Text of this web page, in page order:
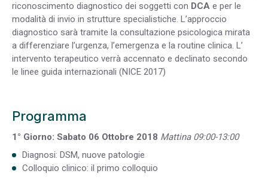
riconoscimento diagnostico dei soggetti con DCA e per le
modalità di invio in strutture specialistiche. L’approccio
diagnostico sarà tramite la consultazione psicologica mirata
a differenziare l’urgenza, l’emergenza e la routine clinica. L’
intervento terapeutico verrà accennato e declinato secondo
le linee guida internazionali (NICE 2017)
Programma
1° Giorno: Sabato 06 Ottobre 2018 Mattina 09:00-13:00
Diagnosi: DSM, nuove patologie
Colloquio clinico: il primo colloquio